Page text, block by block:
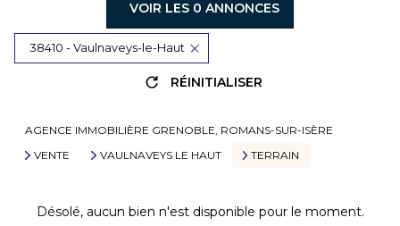
VOIR LES 0 ANNONCES
38410 - Vaulnaveys-le-Haut
RÉINITIALISER
AGENCE IMMOBILIÈRE GRENOBLE, ROMANS-SUR-ISÈRE
VENTE
VAULNAVEYS LE HAUT TERRAIN
Désolé, aucun bien n'est disponible pour le moment.